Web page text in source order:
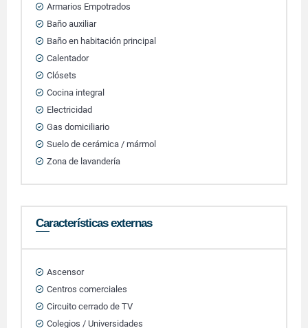
Armarios Empotrados
Baño auxiliar
Baño en habitación principal
Calentador
Clósets
Cocina integral
Electricidad
Gas domiciliario
Suelo de cerámica / mármol
Zona de lavandería
Características externas
Ascensor
Centros comerciales
Circuito cerrado de TV
Colegios / Universidades